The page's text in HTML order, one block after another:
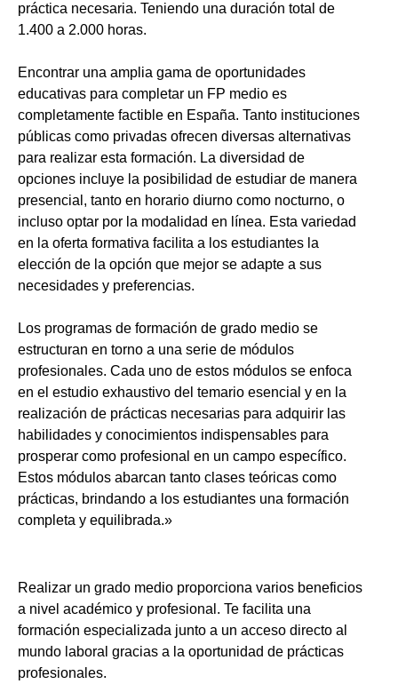
práctica necesaria. Teniendo una duración total de
1.400 a 2.000 horas.
Encontrar una amplia gama de oportunidades
educativas para completar un FP medio es
completamente factible en España. Tanto instituciones
públicas como privadas ofrecen diversas alternativas
para realizar esta formación. La diversidad de
opciones incluye la posibilidad de estudiar de manera
presencial, tanto en horario diurno como nocturno, o
incluso optar por la modalidad en línea. Esta variedad
en la oferta formativa facilita a los estudiantes la
elección de la opción que mejor se adapte a sus
necesidades y preferencias.
Los programas de formación de grado medio se
estructuran en torno a una serie de módulos
profesionales. Cada uno de estos módulos se enfoca
en el estudio exhaustivo del temario esencial y en la
realización de prácticas necesarias para adquirir las
habilidades y conocimientos indispensables para
prosperar como profesional en un campo específico.
Estos módulos abarcan tanto clases teóricas como
prácticas, brindando a los estudiantes una formación
completa y equilibrada.»
Realizar un grado medio proporciona varios beneficios
a nivel académico y profesional. Te facilita una
formación especializada junto a un acceso directo al
mundo laboral gracias a la oportunidad de prácticas
profesionales.